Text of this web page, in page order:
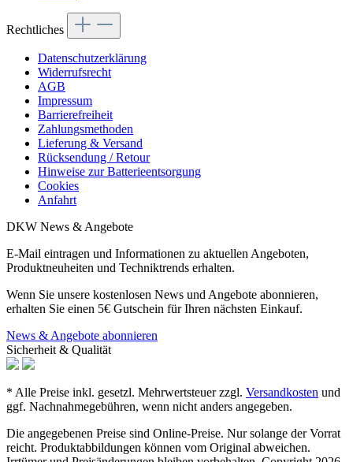
Rechtliches
Datenschutzerklärung
Widerrufsrecht
AGB
Impressum
Barrierefreiheit
Zahlungsmethoden
Lieferung & Versand
Rücksendung / Retour
Hinweise zur Batterieentsorgung
Cookies
Anfahrt
DKW News & Angebote
E-Mail eintragen und Informationen zu aktuellen Angeboten,
Produktneuheiten und Techniktrends erhalten.
Wenn Sie unsere kostenlosen News und Angebote abonnieren,
erhalten Sie einen 5€ Gutschein für Ihren nächsten Einkauf.
News & Angebote abonnieren
Sicherheit & Qualität
* Alle Preise inkl. gesetzl. Mehrwertsteuer zzgl. Versandkosten und
ggf. Nachnahmegebühren, wenn nicht anders angegeben.
Die angegebenen Preise sind Online-Preise. Nur solange der Vorrat
reicht. Produktabbildungen können vom Original abweichen.